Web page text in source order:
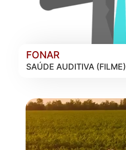
FONAR
SAÚDE AUDITIVA (FILME)